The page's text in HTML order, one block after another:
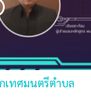
เทศมนตรีตำบล